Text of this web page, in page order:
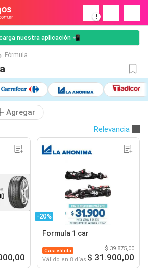
!
nuestra aplicación 📲
Fórmula
Agregar
Relevancia
-20%
Formula 1 car
Casi válida
Válido en 8 días
$ 39.875,00
$ 31.900,00